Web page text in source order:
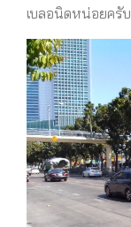
เบลอนิดหน่อยครับ